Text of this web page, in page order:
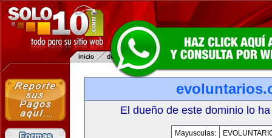
El dueño de este dominio lo
Mayusculas: